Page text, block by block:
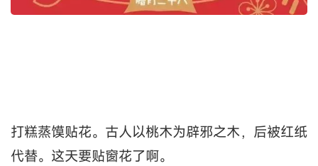
打糕蒸馍贴花。古人以桃木为辟邪之木，后被红纸
代替。这天要贴窗花了啊。